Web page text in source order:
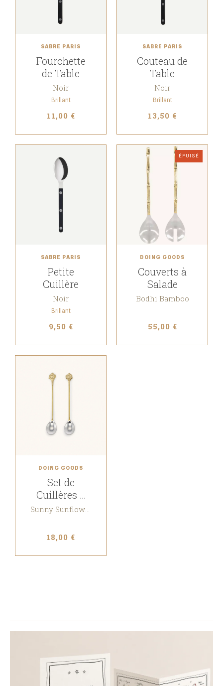
SABRE PARIS
Fourchette
de Table
Noir
Brillant
11,00 €
SABRE PARIS
Couteau de
Table
Noir
Brillant
13,50 €
SABRE PARIS
Petite
Cuillère
Noir
Brillant
9,50 €
ÉPUISÉ
DOING GOODS
Couverts à
Salade
Bodhi Bamboo
55,00 €
DOING GOODS
Set de
Cuillères à
Café
Sunny Sunflower
18,00 €